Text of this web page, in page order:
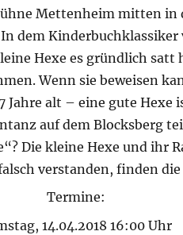
Mettenheim mitten in
dem
Hexe es gründlich satt
Wenn sie beweisen
Jahre alt – eine gute Hexe
auf dem Blocksberg
Die kleine Hexe und ihr
verstanden, finden die
Termine:
14.04.2018 16:00 Uhr